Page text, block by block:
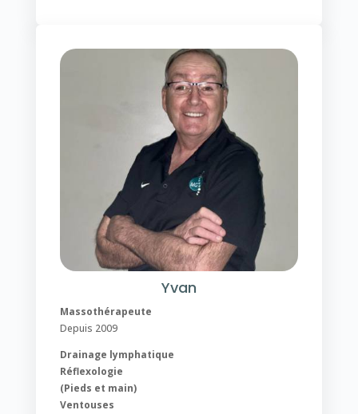
Yvan
Massothérapeute
Depuis 2009
Drainage lymphatique
Réflexologie
(Pieds et main)
Ventouses